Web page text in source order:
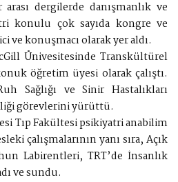
dergilerde danışmanlık ve
konulu çok sayıda kongre ve
ve konuşmacı olarak yer aldı.
Ünivesitesinde Transkültürel
öğretim üyesi olarak çalıştı.
Sağlığı ve Sinir Hastalıkları
görevlerini yürüttü.
Tıp Fakültesi psikiyatri anabilim
çalışmalarının yanı sıra, Açık
Labirentleri, TRT’de İnsanlık
ve sundu.